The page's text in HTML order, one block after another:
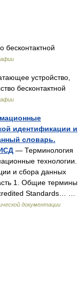
бесконтактной
устройство,
бесконтактной
идентификации и
словарь.
— Терминология
технологии.
и сбора данных
1. Общие термины
Standards… …
документации